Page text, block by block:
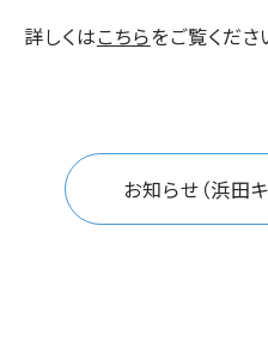
詳しくはこちらをご覧くださ
お知らせ（浜田